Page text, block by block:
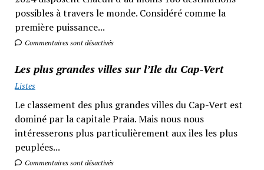
possibles à travers le monde. Considéré comme la
première puissance...
Commentaires sont désactivés
Les plus grandes villes sur l’Ile du Cap-Vert
Listes
Le classement des plus grandes villes du Cap-Vert est
dominé par la capitale Praia. Mais nous nous
intéresserons plus particulièrement aux iles les plus
peuplées...
Commentaires sont désactivés